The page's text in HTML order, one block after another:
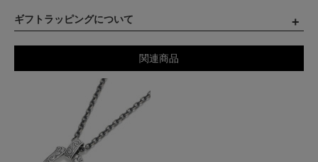
ギフトラッピングについて
関連商品